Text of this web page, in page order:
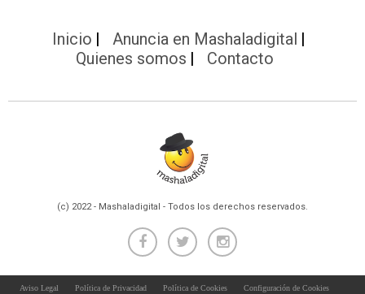
Inicio
Anuncia en Mashaladigital
Quienes somos
Contacto
(c) 2022 - Mashaladigital - Todos los derechos reservados.
Aviso Legal Política de Privacidad Política de Cookies Configuración de Cookies